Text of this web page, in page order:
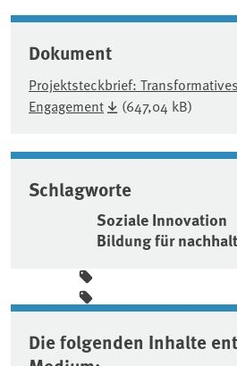
Dokument
Projektsteckbrief:
Engagement
(647,04 kB)
Schlagworte
Soziale Innovation
Bildung für
Die folgenden Inhalte